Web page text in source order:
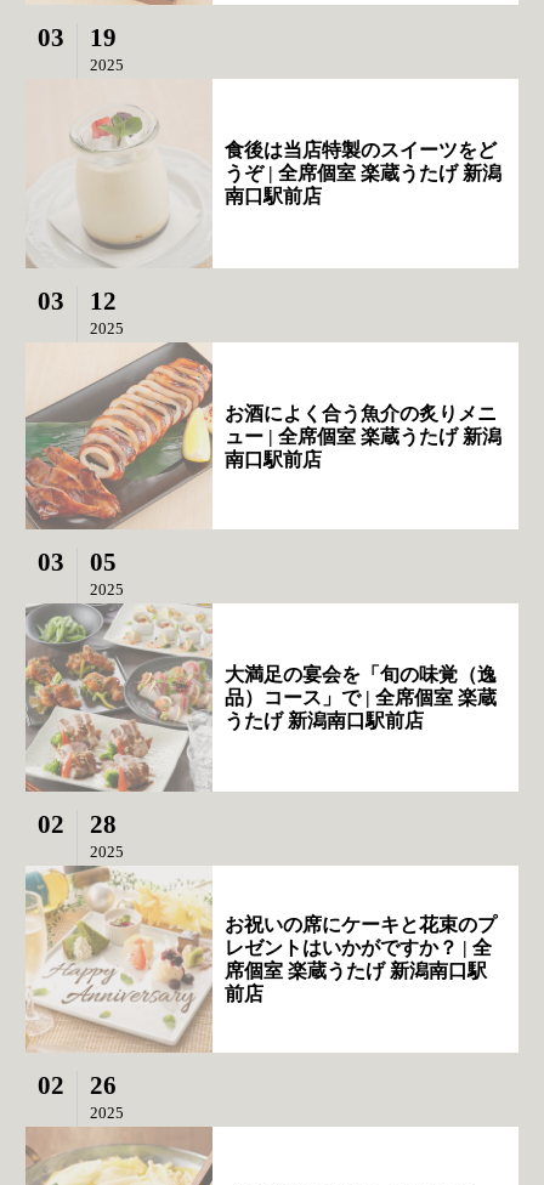
03 19
2025
食後は当店特製のスイーツをど
うぞ | 全席個室 楽蔵うたげ 新潟
南口駅前店
03 12
2025
お酒によく合う魚介の炙りメニ
ュー | 全席個室 楽蔵うたげ 新潟
南口駅前店
03 05
2025
大満足の宴会を「旬の味覚（逸
品）コース」で | 全席個室 楽蔵
うたげ 新潟南口駅前店
02 28
2025
お祝いの席にケーキと花束のプ
レゼントはいかがですか？ | 全
席個室 楽蔵うたげ 新潟南口駅
前店
02 26
2025